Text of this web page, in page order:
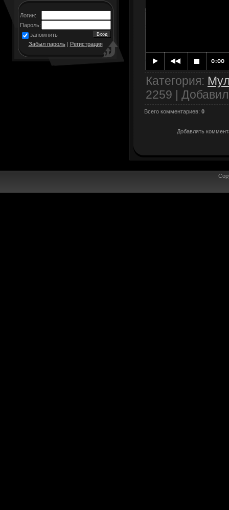
Логин:
Пароль:
запомнить
Забыл пароль| Регистрация
Категория:
2259 | Добавил
Всего комментариев: 0
Добавлять